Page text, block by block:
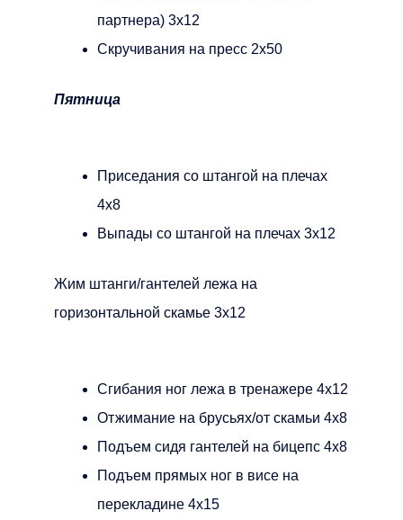
партнера) 3х12
Скручивания на пресс 2х50
Пятница
Приседания со штангой на плечах
4х8
Выпады со штангой на плечах 3х12
Жим штанги/гантелей лежа на
горизонтальной скамье 3х12
Сгибания ног лежа в тренажере 4х12
Отжимание на брусьях/от скамьи 4х8
Подъем сидя гантелей на бицепс 4х8
Подъем прямых ног в висе на
перекладине 4х15